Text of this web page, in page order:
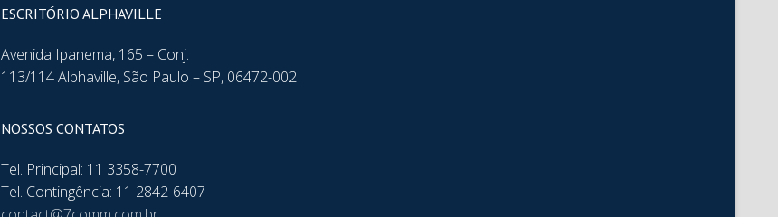
ESCRITÓRIO ALPHAVILLE
Avenida Ipanema, 165 – Conj.
113/114 Alphaville, São Paulo – SP, 06472-002
NOSSOS CONTATOS
Tel. Principal: 11 3358-7700
Tel. Contingência: 11 2842-6407